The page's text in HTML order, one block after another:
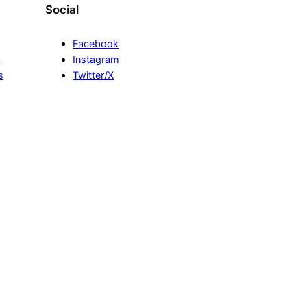
Social
Facebook
Instagram
Twitter/X